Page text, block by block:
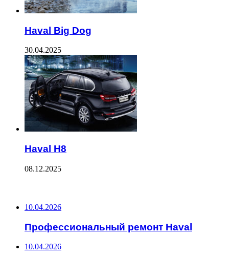
Haval Big Dog
30.04.2025
Haval H8
08.12.2025
10.04.2026
Профессиональный ремонт Haval
10.04.2026